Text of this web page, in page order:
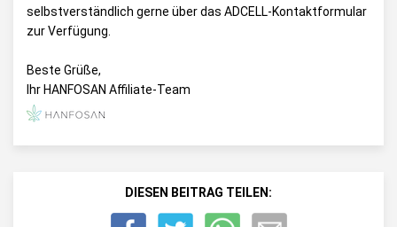
selbstverständlich gerne über das ADCELL-Kontaktformular
zur Verfügung.
Beste Grüße,
Ihr HANFOSAN Affiliate-Team
DIESEN BEITRAG TEILEN: